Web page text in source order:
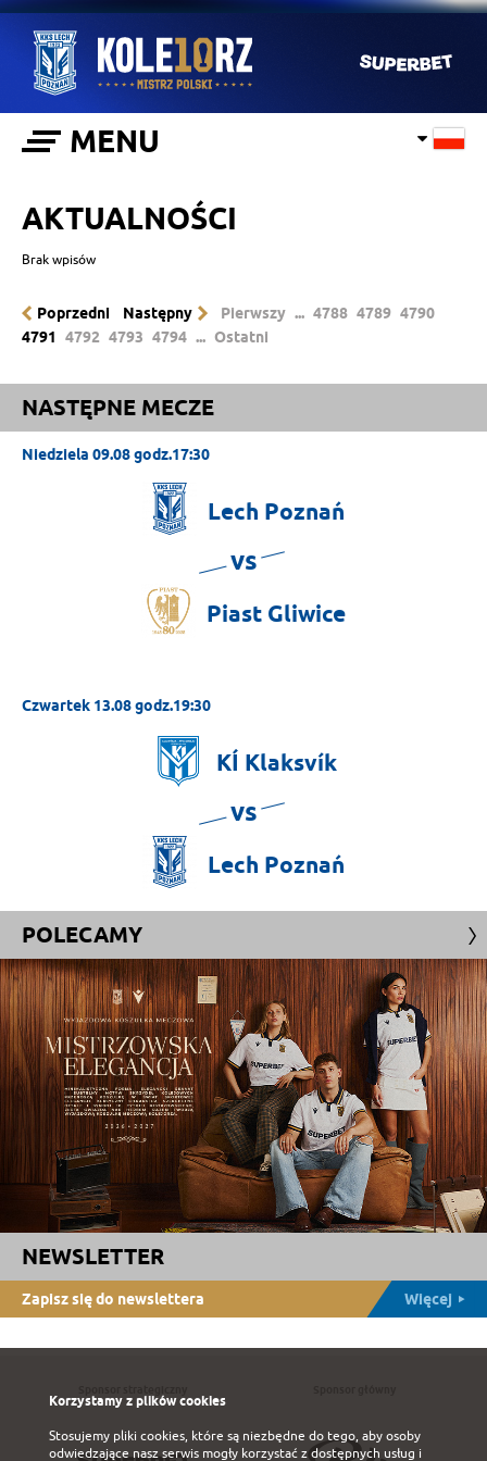
MENU
AKTUALNOŚCI
Brak wpisów
Poprzedni Następny Pierwszy ... 4788 4789 4790
4791
4792 4793 4794 ... Ostatni
NASTĘPNE MECZE
Niedziela 09.08 godz.17:30
Lech Poznań
vs
Piast Gliwice
Czwartek 13.08 godz.19:30
KÍ Klaksvík
vs
Lech Poznań
POLECAMY
NEWSLETTER
Zapisz się do newslettera Więcej
Korzystamy z plików cookies
Stosujemy pliki cookies, które są niezbędne do tego, aby osoby
odwiedzające nasz serwis mogły korzystać z dostępnych usług i